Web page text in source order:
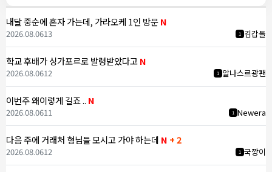
내달 중순에 혼자 가는데, 가라오케 1인 방문N
1 김갑돌
2026.08.0613
학교 후배가 싱가포르로 발령받았다고N
1 알나스르광팬
2026.08.0612
이번주 왜이렇게 길죠 .. N
1 Newera
2026.08.0611
다음 주에 거래처 형님들 모시고 가야 하는데 N + 2
1 국깡이
2026.08.0612